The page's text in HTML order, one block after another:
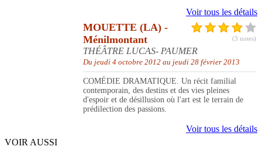
Voir tous les détails
(3 notes)
MOUETTE (LA) -
Ménilmontant
THÉÂTRE LUCAS- PAUMER
Du jeudi 4 octobre 2012 au jeudi 28 février 2013
COMÉDIE DRAMATIQUE. Un récit familial
contemporain, des destins et des vies pleines
d'espoir et de désillusion où l'art est le terrain de
prédilection des passions.
Voir tous les détails
VOIR AUSSI